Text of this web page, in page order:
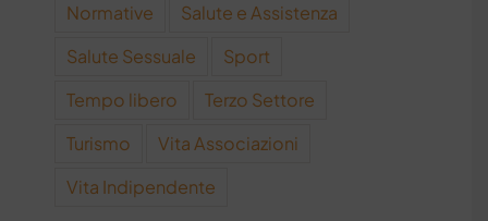
Normative
Salute e Assistenza
Salute Sessuale
Sport
Tempo libero
Terzo Settore
Turismo
Vita Associazioni
Vita Indipendente